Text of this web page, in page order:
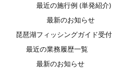
最近の施行例 (単発紹介)
最新のお知らせ
琵琶湖フィッシングガイド受付
最近の業務履歴一覧
最新のお知らせ